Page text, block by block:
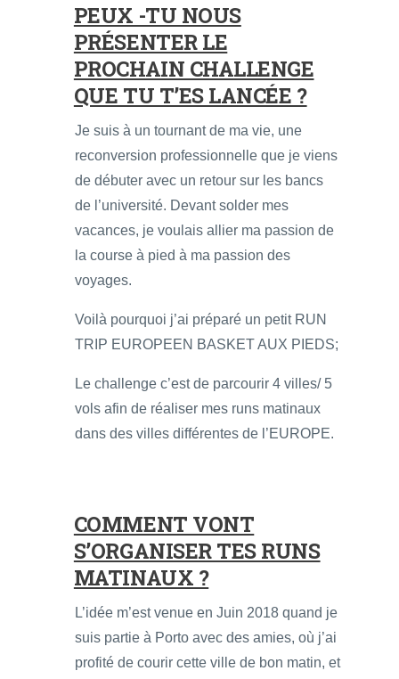
PEUX -TU NOUS
PRÉSENTER LE
PROCHAIN CHALLENGE
QUE TU T’ES LANCÉE ?
Je suis à un tournant de ma vie, une
reconversion professionnelle que je viens
de débuter avec un retour sur les bancs
de l’université. Devant solder mes
vacances, je voulais allier ma passion de
la course à pied à ma passion des
voyages.
Voilà pourquoi j’ai préparé un petit RUN
TRIP EUROPEEN BASKET AUX PIEDS;
Le challenge c’est de parcourir 4 villes/ 5
vols afin de réaliser mes runs matinaux
dans des villes différentes de l’EUROPE.
COMMENT VONT
S’ORGANISER TES RUNS
MATINAUX ?
L’idée m’est venue en Juin 2018 quand je
suis partie à Porto avec des amies, où j’ai
profité de courir cette ville de bon matin, et